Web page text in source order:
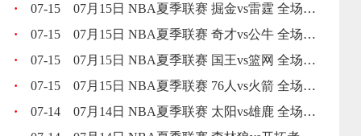
·
07-15
07月15日 NBA夏季联赛 掘金vs雷霆 全场录像回放
·
07-15
07月15日 NBA夏季联赛 奇才vs公牛 全场录像回放
·
07-15
07月15日 NBA夏季联赛 国王vs篮网 全场录像回放
·
07-15
07月15日 NBA夏季联赛 76人vs火箭 全场录像回放
·
07-14
07月14日 NBA夏季联赛 太阳vs雄鹿 全场录像回放